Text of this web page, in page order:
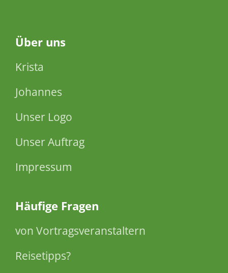
Über uns
Krista
Johannes
Unser Logo
Unser Auftrag
Impressum
Häufige Fragen
von Vortragsveranstaltern
Reisetipps?